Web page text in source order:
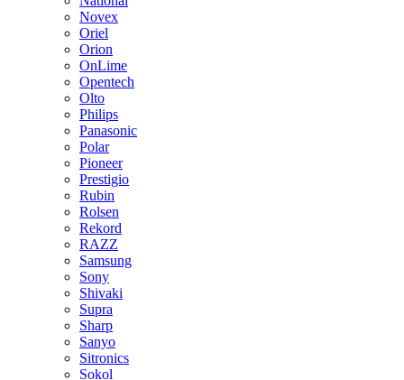
Novex
Oriel
Orion
OnLime
Opentech
Olto
Philips
Panasonic
Polar
Pioneer
Prestigio
Rubin
Rolsen
Rekord
RAZZ
Samsung
Sony
Shivaki
Supra
Sharp
Sanyo
Sitronics
Sokol